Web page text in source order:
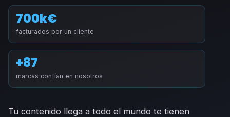
700k€
facturados por un cliente
+87
marcas confían en nosotros
Tu contenido llega a todo el mundo te tienen